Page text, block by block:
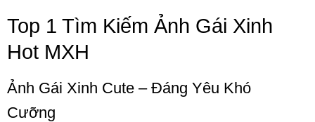
Top 1 Tìm Kiếm Ảnh Gái Xinh
Hot MXH
Ảnh Gái Xinh Cute – Đáng Yêu Khó
Cưỡng